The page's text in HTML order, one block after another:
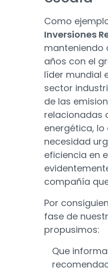
Como
Inversiones
manteniendo
años con el
líder mundial
sector
de las
relacionadas
energética,
necesidad
eficiencia en
compañía
Por
fase de
propusimos:
Que